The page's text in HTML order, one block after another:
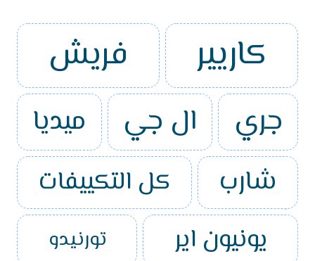
كاريير فريش
جري ال جي ميديا
شارب
كل التكييفات
يونيون اير
تورنيدو